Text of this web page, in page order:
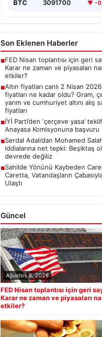
BTC 3091700 ▼ -
Son Eklenen Haberler
■FED Nisan toplantısı için geri
Karar ne zaman ve piyasaları
etkiler?
■Altın fiyatları canlı 2 Nisan
fiyatları ne kadar oldu? Gram,
yarım ve cumhuriyet altını alış
fiyatları
■İYİ Parti’den ‘çerçeve yasa’
Anayasa Komisyonuna başvuru
■Serdal Adalı’dan Mohamed
iddialarına net tepki: Beşiktaş
devrede değiliz
■Sahilde Yönünü Kaybeden
Caretta, Vatandaşların
Ulaştı
Güncel
Ağustos 8, 2026
FED Nisan toplantısı için geri
Karar ne zaman ve piyasaları
etkiler?